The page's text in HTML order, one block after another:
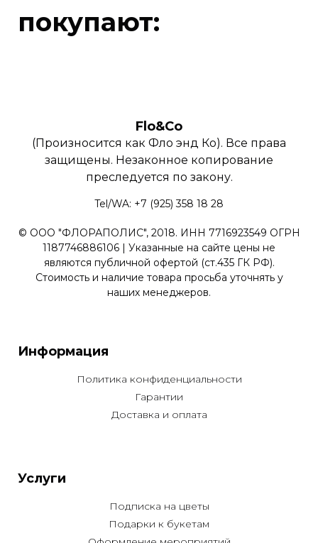
покупают:
Flo&Co
(Произносится как Фло энд Ко). Все права
защищены. Незаконное копирование
преследуется по закону.
Tel/WA: +7 (925) 358 18 28
© ООО "ФЛОРАПОЛИС", 2018. ИНН 7716923549 ОГРН
1187746886106 | Указанные на сайте цены не
являются публичной офертой (ст.435 ГК РФ).
Стоимость и наличие товара просьба уточнять у
наших менеджеров.
Информация
Политика конфиденциальности
Гарантии
Доставка и оплата
Услуги
Подписка на цветы
Подарки к букетам